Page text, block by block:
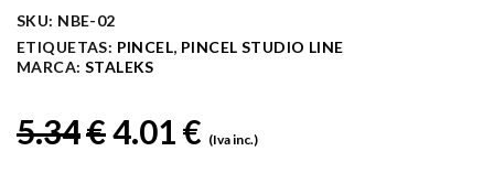
SKU: NBE-02
ETIQUETAS: PINCEL, PINCEL STUDIO LINE
MARCA: STALEKS
5.34€El precio original era:
4.01€ El precio actual es:
(Iva inc.)